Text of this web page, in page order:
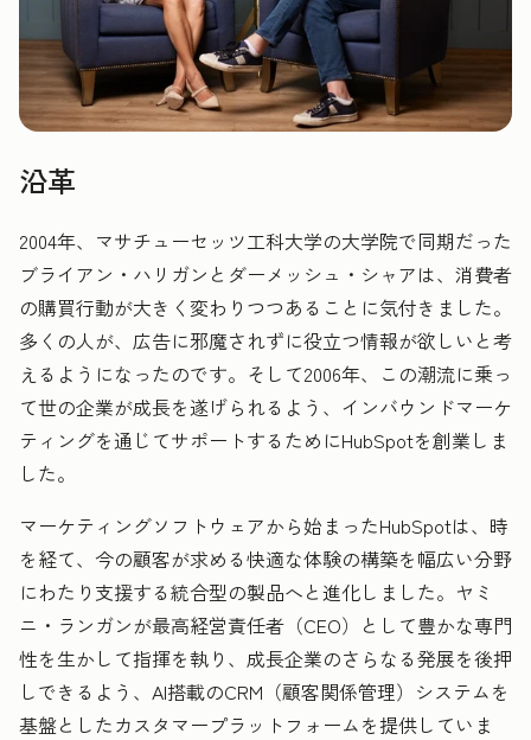
沿革
2004年、マサチューセッツ工科大学の大学院で同期だった
ブライアン・ハリガンとダーメッシュ・シャアは、消費者
の購買行動が大きく変わりつつあることに気付きました。
多くの人が、広告に邪魔されずに役立つ情報が欲しいと考
えるようになったのです。そして2006年、この潮流に乗っ
て世の企業が成長を遂げられるよう、インバウンドマーケ
ティングを通じてサポートするためにHubSpotを創業しま
した。
マーケティングソフトウェアから始まったHubSpotは、時
を経て、今の顧客が求める快適な体験の構築を幅広い分野
にわたり支援する統合型の製品へと進化しました。ヤミ
ニ・ランガンが最高経営責任者（CEO）として豊かな専門
性を生かして指揮を執り、成長企業のさらなる発展を後押
しできるよう、AI搭載のCRM（顧客関係管理）システムを
基盤としたカスタマープラットフォームを提供していま